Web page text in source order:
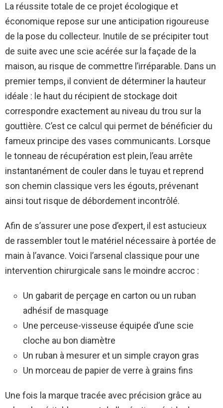
La réussite totale de ce projet écologique et
économique repose sur une anticipation rigoureuse
de la pose du collecteur. Inutile de se précipiter tout
de suite avec une scie acérée sur la façade de la
maison, au risque de commettre l’irréparable. Dans un
premier temps, il convient de déterminer la hauteur
idéale : le haut du récipient de stockage doit
correspondre exactement au niveau du trou sur la
gouttière. C’est ce calcul qui permet de bénéficier du
fameux principe des vases communicants. Lorsque
le tonneau de récupération est plein, l’eau arrête
instantanément de couler dans le tuyau et reprend
son chemin classique vers les égouts, prévenant
ainsi tout risque de débordement incontrôlé.
Afin de s’assurer une pose d’expert, il est astucieux
de rassembler tout le matériel nécessaire à portée de
main à l’avance. Voici l’arsenal classique pour une
intervention chirurgicale sans le moindre accroc :
Un gabarit de perçage en carton ou un ruban
adhésif de masquage
Une perceuse-visseuse équipée d’une scie
cloche au bon diamètre
Un ruban à mesurer et un simple crayon gras
Un morceau de papier de verre à grains fins
Une fois la marque tracée avec précision grâce au